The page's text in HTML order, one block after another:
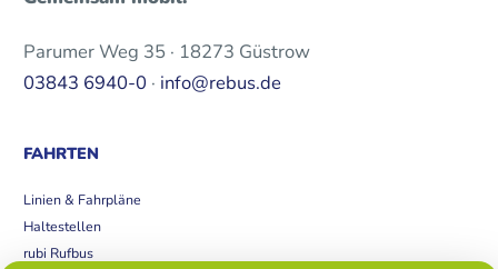
Parumer Weg 35 · 18273 Güstrow
03843 6940-0 · info@rebus.de
FAHRTEN
Linien & Fahrpläne
Haltestellen
rubi Rufbus